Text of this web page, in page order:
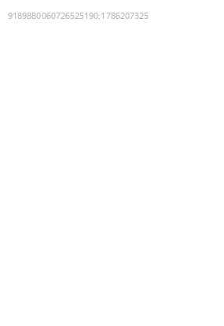
9189880060726525190:1786207325